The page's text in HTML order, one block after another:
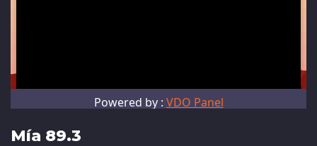
Mía 89.3